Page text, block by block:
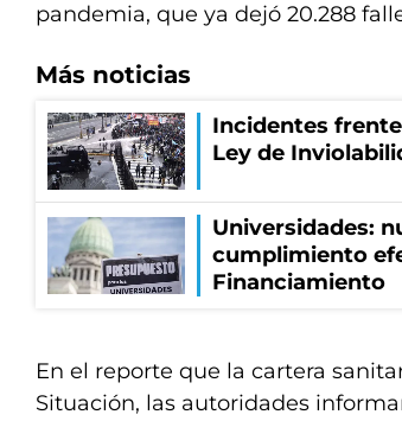
pandemia, que ya dejó 20.288
Más noticias
Incidentes
Ley de
Universidades:
cumplimiento
Financiamiento
En el reporte que la cartera
Situación, las autoridades